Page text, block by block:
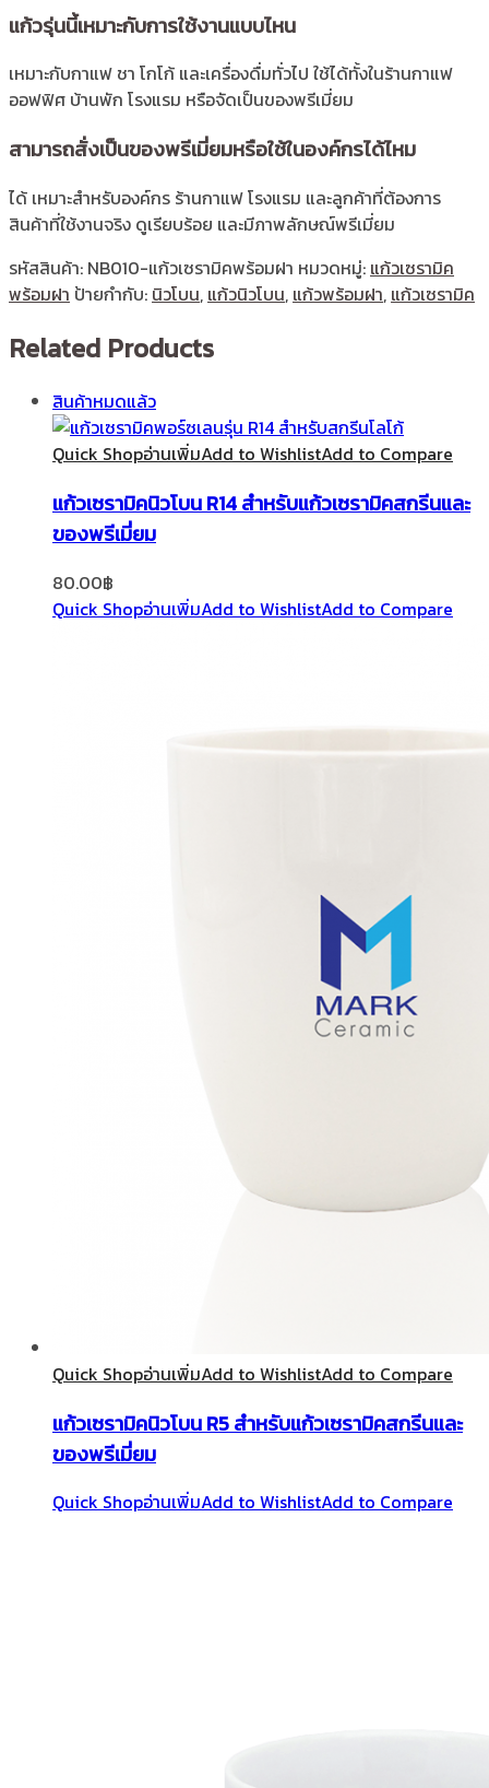
แก้วรุ่นนี้เหมาะกับการใช้งานแบบไหน
เหมาะกับกาแฟ ชา โกโก้ และเครื่องดื่มทั่วไป ใช้ได้ทั้งในร้านกาแฟ
ออฟฟิศ บ้านพัก โรงแรม หรือจัดเป็นของพรีเมี่ยม
สามารถสั่งเป็นของพรีเมี่ยมหรือใช้ในองค์กรได้ไหม
ได้ เหมาะสำหรับองค์กร ร้านกาแฟ โรงแรม และลูกค้าที่ต้องการ
สินค้าที่ใช้งานจริง ดูเรียบร้อย และมีภาพลักษณ์พรีเมี่ยม
รหัสสินค้า: NB010-แก้วเซรามิคพร้อมฝา หมวดหมู่: แก้วเซรามิค
พร้อมฝา ป้ายกำกับ: นิวโบน, แก้วนิวโบน, แก้วพร้อมฝา, แก้วเซรามิค
Related Products
สินค้าหมดแล้ว
Quick Shopอ่านเพิ่มAdd to WishlistAdd to Compare
แก้วเซรามิคนิวโบน R14 สำหรับแก้วเซรามิคสกรีนและ
ของพรีเมี่ยม
80.00฿
Quick Shopอ่านเพิ่มAdd to WishlistAdd to Compare
Quick Shopอ่านเพิ่มAdd to WishlistAdd to Compare
แก้วเซรามิคนิวโบน R5 สำหรับแก้วเซรามิคสกรีนและ
ของพรีเมี่ยม
Quick Shopอ่านเพิ่มAdd to WishlistAdd to Compare